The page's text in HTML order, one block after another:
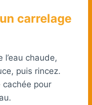
carrelage
chaude,
puis rincez.
cachée pour